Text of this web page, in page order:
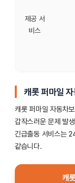
제공 서
비스
캐롯 퍼마일
캐롯 퍼마일 자동차
갑작스러운 문제 발
긴급출동 서비스는
같습니다.
캐